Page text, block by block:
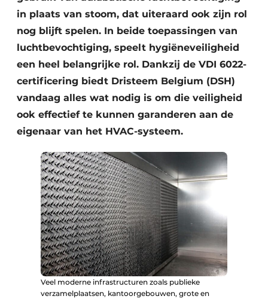
in plaats van stoom, dat uiteraard ook zijn rol
nog blijft spelen. In beide toepassingen van
luchtbevochtiging, speelt hygiëneveiligheid
een heel belangrijke rol. Dankzij de VDI 6022-
certificering biedt Dristeem Belgium (DSH)
vandaag alles wat nodig is om die veiligheid
ook effectief te kunnen garanderen aan de
eigenaar van het HVAC-systeem.
Veel moderne infrastructuren zoals publieke
verzamelplaatsen, kantoorgebouwen, grote en